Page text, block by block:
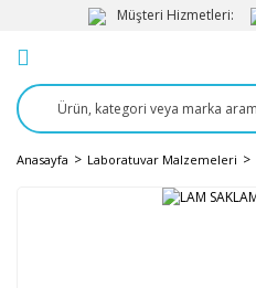
Müşteri Hizmetleri:
Anasayfa Laboratuvar Malzemeleri